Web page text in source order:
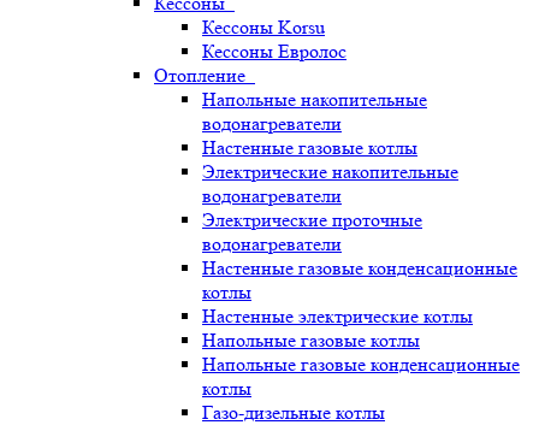
Кессоны Korsu
Кессоны Евролос
Отопление
Напольные накопительные
водонагреватели
Настенные газовые котлы
Электрические накопительные
водонагреватели
Электрические проточные
водонагреватели
Настенные газовые конденсационные
котлы
Настенные электрические котлы
Напольные газовые котлы
Напольные газовые конденсационные
котлы
Газо-дизельные котлы